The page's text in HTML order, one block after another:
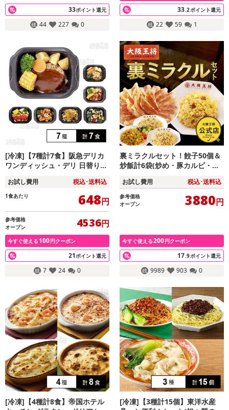
33ポイント還元
44 227 0
33.2ポイント還元
22 59 1
[冷凍]【7種計7食】阪急デリカ
ワンディッシュ・デリ 日替り1
お試し費用 税込･送料込
1食あたり 648円
参考価格
オープン
4536円
今すぐ使える 100円クーポン
21ポイント還元
7 24 0
裏ミラクルセット！餃子50個＆
炒飯計6袋(炒め・豚カルビ・カ
お試し費用 税込･送料込
参考価格
オープン
3880円
今すぐ使える200円クーポン
17.9ポイント還元
9989 903 0
[冷凍]【4種計8食】帝国ホテル
[冷凍]【3種計15個】東洋水産